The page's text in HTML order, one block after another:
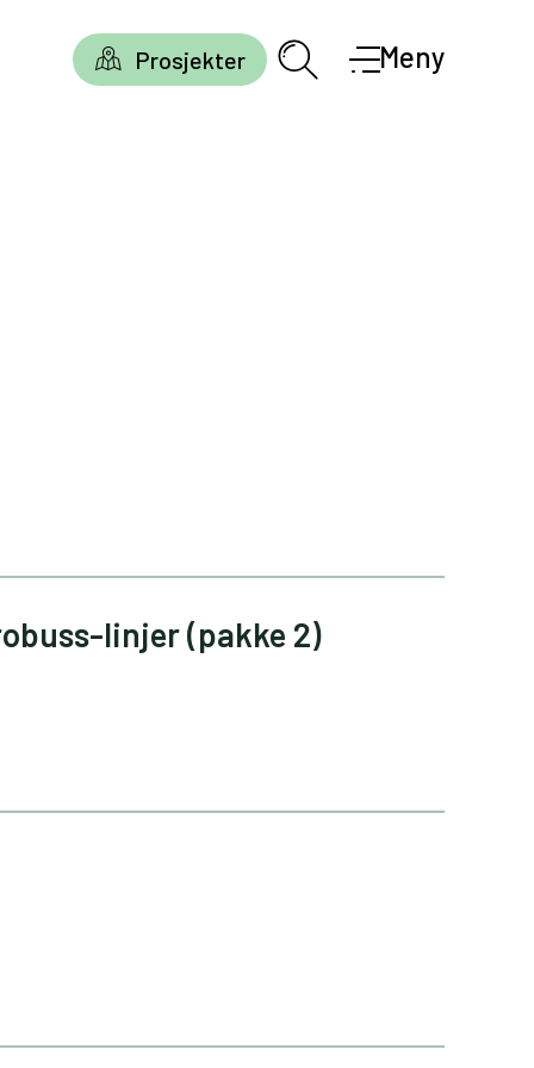
Prosjekter Meny
linjer (pakke 2)